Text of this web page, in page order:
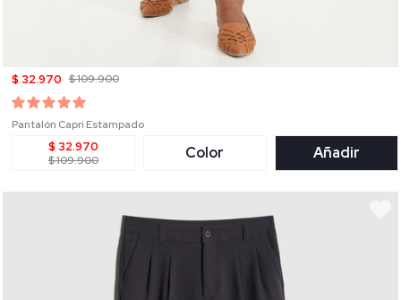
$ 32.970 $ 109.900
Pantalón Capri Estampado
$ 32.970
$ 109.900 Color Añadir